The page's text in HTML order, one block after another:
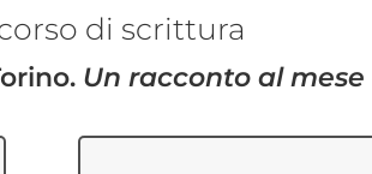
di scrittura
Un racconto al mese